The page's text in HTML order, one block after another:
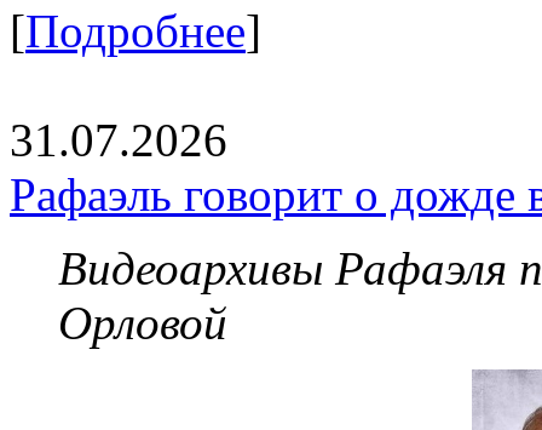
[Подробнее]
31.07.2026
Рафаэль говорит о дожде
Видеоархивы Рафаэля
Орловой